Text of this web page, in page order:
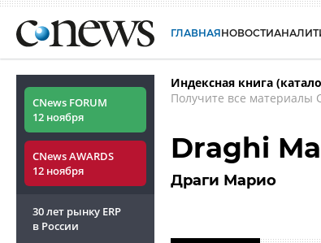
ГЛАВНАЯНОВОСТИ
CNews FORUM
12 ноября
CNews AWARDS
12 ноября
30 лет рынку ERP
в России
Индексная книга
Получите все материалы
Draghi
Драги Марио